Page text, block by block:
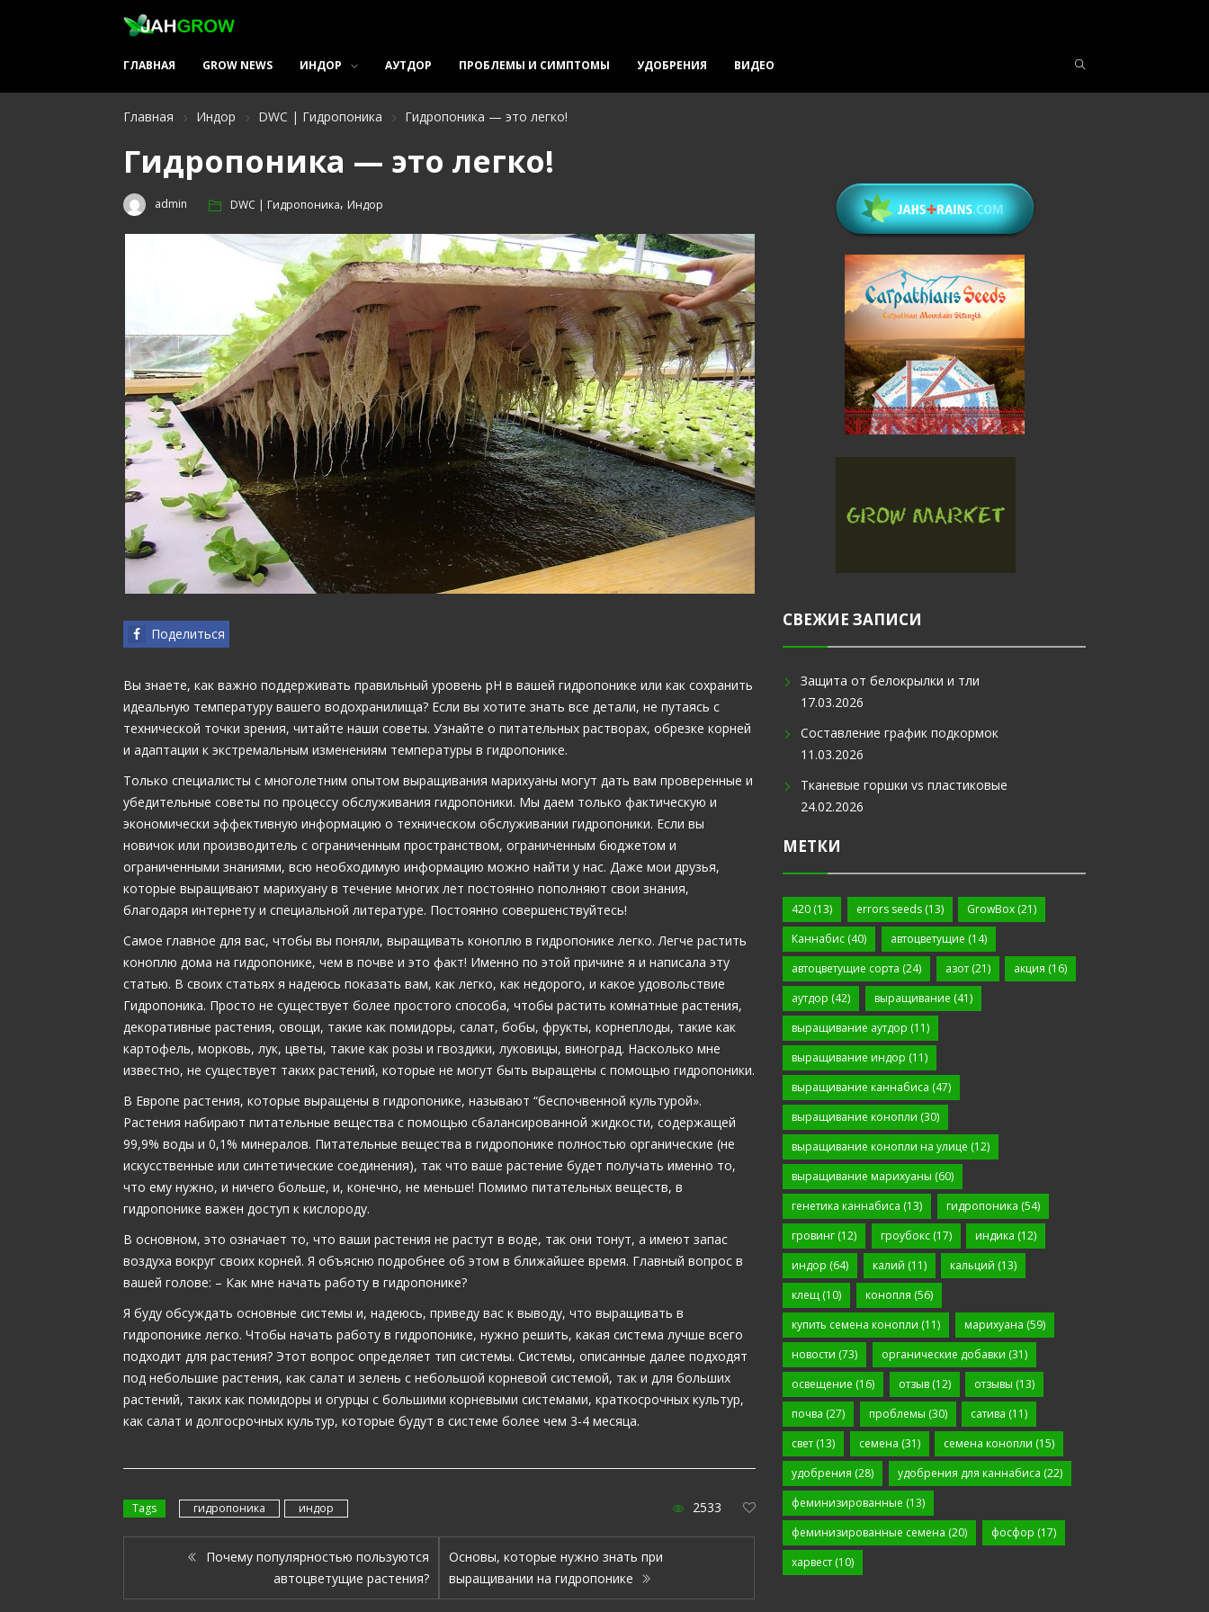
ГЛАВНАЯ GROW NEWS ИНДОР АУТДОР ПРОБЛЕМЫ И СИМПТОМЫ УДОБРЕНИЯ ВИДЕО
Главная Индор DWC | Гидропоника Гидропоника — это легко!
Гидропоника — это легко!
admin DWC | Гидропоника, Индор
Поделиться
Вы знаете, как важно поддерживать правильный уровень рН в вашей гидропонике или как сохранить
идеальную температуру вашего водохранилища? Если вы хотите знать все детали, не путаясь с
технической точки зрения, читайте наши советы. Узнайте о питательных растворах, обрезке корней
и адаптации к экстремальным изменениям температуры в гидропонике.
Только специалисты с многолетним опытом выращивания марихуаны могут дать вам проверенные и
убедительные советы по процессу обслуживания гидропоники. Мы даем только фактическую и
экономически эффективную информацию о техническом обслуживании гидропоники. Если вы
новичок или производитель с ограниченным пространством, ограниченным бюджетом и
ограниченными знаниями, всю необходимую информацию можно найти у нас. Даже мои друзья,
которые выращивают марихуану в течение многих лет постоянно пополняют свои знания,
благодаря интернету и специальной литературе. Постоянно совершенствуйтесь!
Самое главное для вас, чтобы вы поняли, выращивать коноплю в гидропонике легко. Легче растить
коноплю дома на гидропонике, чем в почве и это факт! Именно по этой причине я и написала эту
статью. В своих статьях я надеюсь показать вам, как легко, как недорого, и какое удовольствие
Гидропоника. Просто не существует более простого способа, чтобы растить комнатные растения,
декоративные растения, овощи, такие как помидоры, салат, бобы, фрукты, корнеплоды, такие как
картофель, морковь, лук, цветы, такие как розы и гвоздики, луковицы, виноград. Насколько мне
известно, не существует таких растений, которые не могут быть выращены с помощью гидропоники.
В Европе растения, которые выращены в гидропонике, называют “беспочвенной культурой».
Растения набирают питательные вещества с помощью сбалансированной жидкости, содержащей
99,9% воды и 0,1% минералов. Питательные вещества в гидропонике полностью органические (не
искусственные или синтетические соединения), так что ваше растение будет получать именно то,
что ему нужно, и ничего больше, и, конечно, не меньше! Помимо питательных веществ, в
гидропонике важен доступ к кислороду.
В основном, это означает то, что ваши растения не растут в воде, так они тонут, а имеют запас
воздуха вокруг своих корней. Я объясню подробнее об этом в ближайшее время. Главный вопрос в
вашей голове: – Как мне начать работу в гидропонике?
Я буду обсуждать основные системы и, надеюсь, приведу вас к выводу, что выращивать в
гидропонике легко. Чтобы начать работу в гидропонике, нужно решить, какая система лучше всего
подходит для растения? Этот вопрос определяет тип системы. Системы, описанные далее подходят
под небольшие растения, как салат и зелень с небольшой корневой системой, так и для больших
растений, таких как помидоры и огурцы с большими корневыми системами, краткосрочных культур,
как салат и долгосрочных культур, которые будут в системе более чем 3-4 месяца.
2533
Tags гидропоника индор
Почему популярностью пользуются
автоцветущие растения?
Основы, которые нужно знать при
выращивании на гидропонике
СВЕЖИЕ ЗАПИСИ
Защита от белокрылки и тли
17.03.2026
Составление график подкормок
11.03.2026
Тканевые горшки vs пластиковые
24.02.2026
МЕТКИ
420 (13) errors seeds(13) GrowBox (21)
Каннабис (40) автоцветущие (14)
автоцветущие сорта (24) азот(21) акция (16)
аутдор (42) выращивание (41)
выращивание аутдор (11)
выращивание индор (11)
выращивание каннабиса (47)
выращивание конопли (30)
выращивание конопли на улице (12)
выращивание марихуаны (60)
генетика каннабиса (13) гидропоника (54)
гровинг (12) гроубокс(17) индика (12)
индор (64) калий (11) кальций (13)
клещ (10) конопля (56)
купить семена конопли (11) марихуана (59)
новости (73) органические добавки (31)
освещение (16) отзыв(12) отзывы (13)
почва (27) проблемы (30) сатива (11)
свет (13) семена (31) семена конопли (15)
удобрения (28) удобрения для каннабиса (22)
феминизированные (13)
феминизированные семена (20) фосфор (17)
харвест (10)